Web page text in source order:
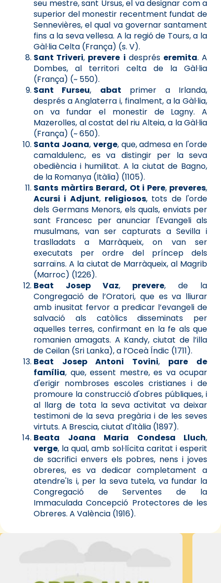
seu mestre, sant Ursus, el va designar com a
superior del monestir recentment fundat de
Sennevières, el qual va governar santament
fins a la seva vellesa. A la regió de Tours, a la
Gàl·lia Celta (França) (s. V).
Sant Triveri, prevere i després eremita. A
Dombes, al territori celta de la Gàl·lia
(França) (~ 550).
Sant Furseu, abat primer a Irlanda,
després a Anglaterra i, finalment, a la Gàl·lia,
on va fundar el monestir de Lagny. A
Mazerolles, al costat del riu Alteia, a la Gàl·lia
(França) (~ 650).
Santa Joana, verge, que, admesa en l'orde
camaldulenc, es va distingir per la seva
obediència i humilitat. A la ciutat de Bagno,
de la Romanya (Itàlia) (1105).
Sants màrtirs Berard, Ot i Pere, preveres,
Acursi i Adjunt, religiosos, tots de l'orde
dels Germans Menors, els quals, enviats per
sant Francesc per anunciar l'Evangeli als
musulmans, van ser capturats a Sevilla i
traslladats a Marràqueix, on van ser
executats per ordre del príncep dels
sarraïns. A la ciutat de Marràqueix, al Magrib
(Marroc) (1226).
Beat Josep Vaz, prevere, de la
Congregació de l’Oratori, que es va lliurar
amb inusitat fervor a predicar l’evangeli de
salvació als catòlics disseminats per
aquelles terres, confirmant en la fe als que
romanien amagats. A Kandy, ciutat de l’illa
de Ceilan (Sri Lanka), a l’Oceà Índic (1711).
Beat Josep Antoni Tovini, pare de
família, que, essent mestre, es va ocupar
d'erigir nombroses escoles cristianes i de
promoure la construcció d'obres públiques, i
al llarg de tota la seva activitat va deixar
testimoni de la seva pregària i de les seves
virtuts. A Brescia, ciutat d'Itàlia (1897).
Beata Joana Maria Condesa Lluch,
verge, la qual, amb sol·lícita caritat i esperit
de sacrifici envers els pobres, nens i joves
obreres, es va dedicar completament a
atendre'ls i, per la seva tutela, va fundar la
Congregació de Serventes de la
Immaculada Concepció Protectores de les
Obreres. A València (1916).